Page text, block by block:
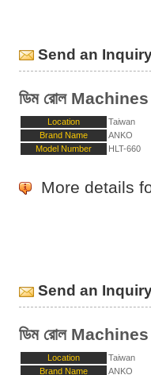
Send an
ডিম রোল
Location
Taiwan
Brand Name
ANKO
Model Number
HLT-660
More details
Send an
ডিম রোল
Location
Taiwan
Brand Name
ANKO